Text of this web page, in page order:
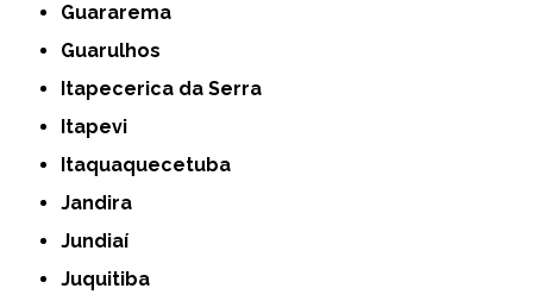
Guararema
Guarulhos
Itapecerica da Serra
Itapevi
Itaquaquecetuba
Jandira
Jundiaí
Juquitiba